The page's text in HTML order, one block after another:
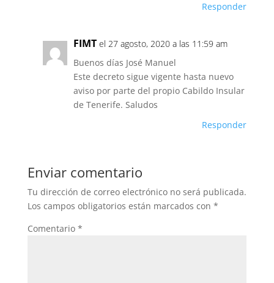
Responder
FIMT el 27 agosto, 2020 a las 11:59 am
Buenos días José Manuel
Este decreto sigue vigente hasta nuevo
aviso por parte del propio Cabildo Insular
de Tenerife. Saludos
Responder
Enviar comentario
Tu dirección de correo electrónico no será publicada.
Los campos obligatorios están marcados con *
Comentario *